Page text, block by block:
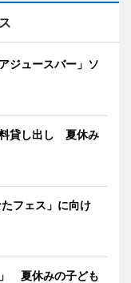
ジュースバー」ソ
貸し出し 夏休み
フェス」に向け
夏休みの子ども